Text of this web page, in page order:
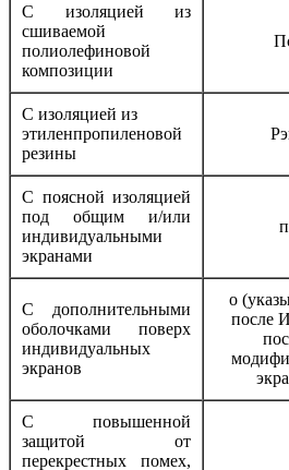
С изоляцией из
сшиваемой
полиолефиновой
композиции
С изоляцией из
этиленпропиленовой
резины
С поясной изоляцией
под общим и/или
индивидуальными
экранами
п
С дополнительными
оболочками поверх
индивидуальных
экранов
о
после
С повышенной
защитой от
перекрестных помех,